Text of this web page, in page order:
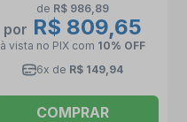
de R$ 986,89
por R$ 809,65
à vista no PIX com 10% OFF
6x de R$ 149,94
COMPRAR